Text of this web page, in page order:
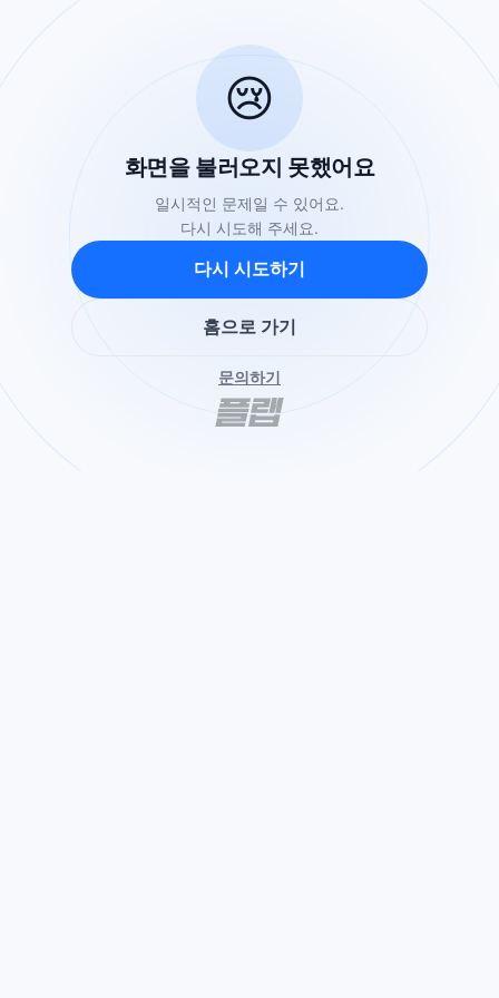
😢
화면을 불러오지 못했어요
일시적인 문제일 수 있어요.
다시 시도해 주세요.
다시 시도하기
홈으로 가기
문의하기